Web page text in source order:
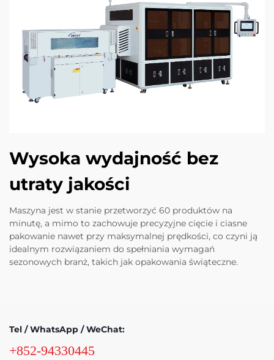
Wysoka wydajność bez
utraty jakości
Maszyna jest w stanie przetworzyć 60 produktów na
minutę, a mimo to zachowuje precyzyjne cięcie i ciasne
pakowanie nawet przy maksymalnej prędkości, co czyni ją
idealnym rozwiązaniem do spełniania wymagań
sezonowych branż, takich jak opakowania świąteczne.
Tel / WhatsApp / WeChat:
+852-94330445